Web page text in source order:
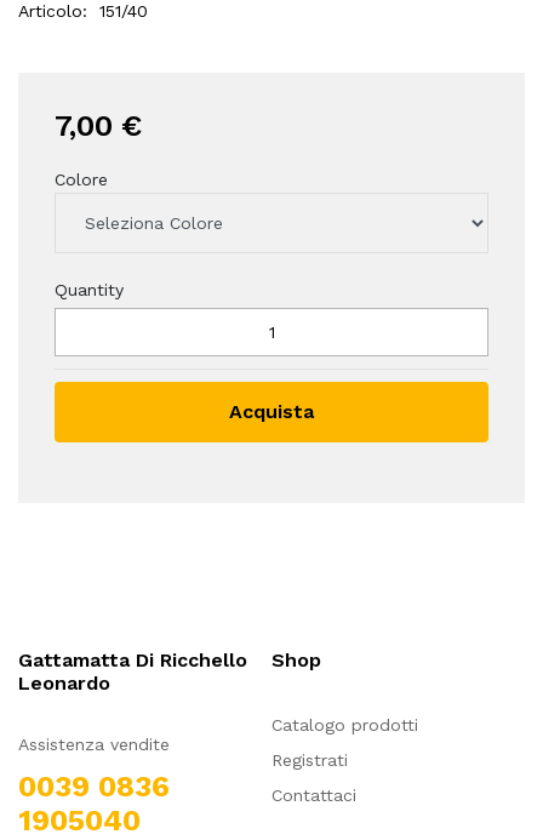
Articolo:
151/40
7,00 €
Colore
Quantity
Acquista
Gattamatta Di Ricchello
Leonardo
Assistenza vendite
0039 0836
1905040
Shop
Catalogo prodotti
Registrati
Contattaci